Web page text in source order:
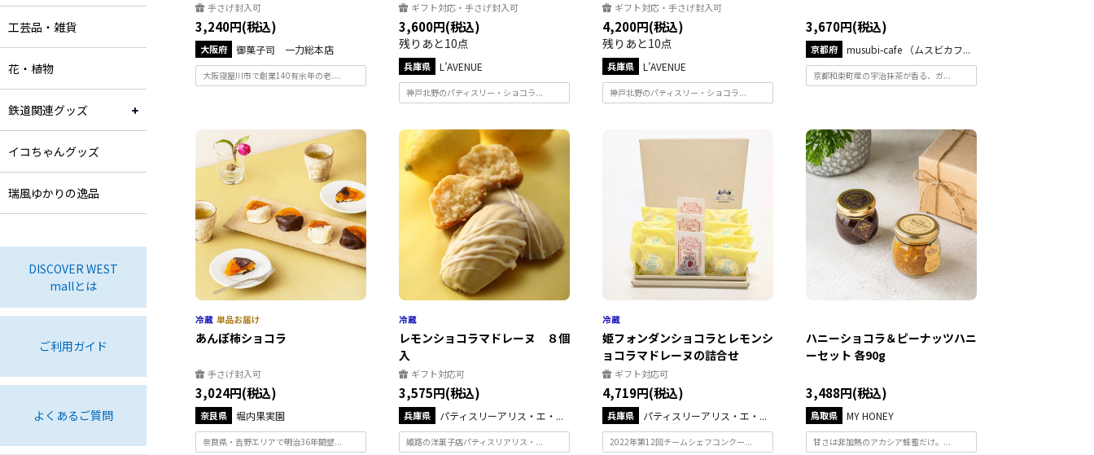
工芸品・雑貨
花・植物
鉄道関連グッズ
イコちゃんグッズ
瑞風ゆかりの逸品
DISCOVER WEST
mallとは
ご利用ガイド
よくあるご質問
手さげ封入可
3,240円(税込)
大阪府 御菓子司 一力総本店
大阪寝屋川市で創業140有余年の老....
ギフト対応・手さげ封入可
3,600円(税込)
残りあと10点
兵庫県 L’AVENUE
神戸北野のパティスリー・ショコラ...
ギフト対応・手さげ封入可
4,200円(税込)
残りあと10点
兵庫県 L’AVENUE
神戸北野のパティスリー・ショコラ...
3,670円(税込)
京都府 musubi-cafe （ムスビカフ...
京都和束町産の宇治抹茶が香る、ガ...
あんぽ柿ショコラ
手さげ封入可
3,024円(税込)
奈良県 堀内果実園
奈良県・吉野エリアで明治36年開墾...
レモンショコラマドレーヌ ８個
入
ギフト対応可
3,575円(税込)
兵庫県 パティスリーアリス・エ・...
姫路の洋菓子店パティスリアリス・...
姫フォンダンショコラとレモンシ
ョコラマドレーヌの詰合せ
ギフト対応可
4,719円(税込)
兵庫県 パティスリーアリス・エ・...
2022年第12回チームシェフコンクー...
ハニーショコラ＆ピーナッツハニ
ーセット 各90g
3,488円(税込)
鳥取県 MY HONEY
甘さは非加熱のアカシア蜂蜜だけ。...